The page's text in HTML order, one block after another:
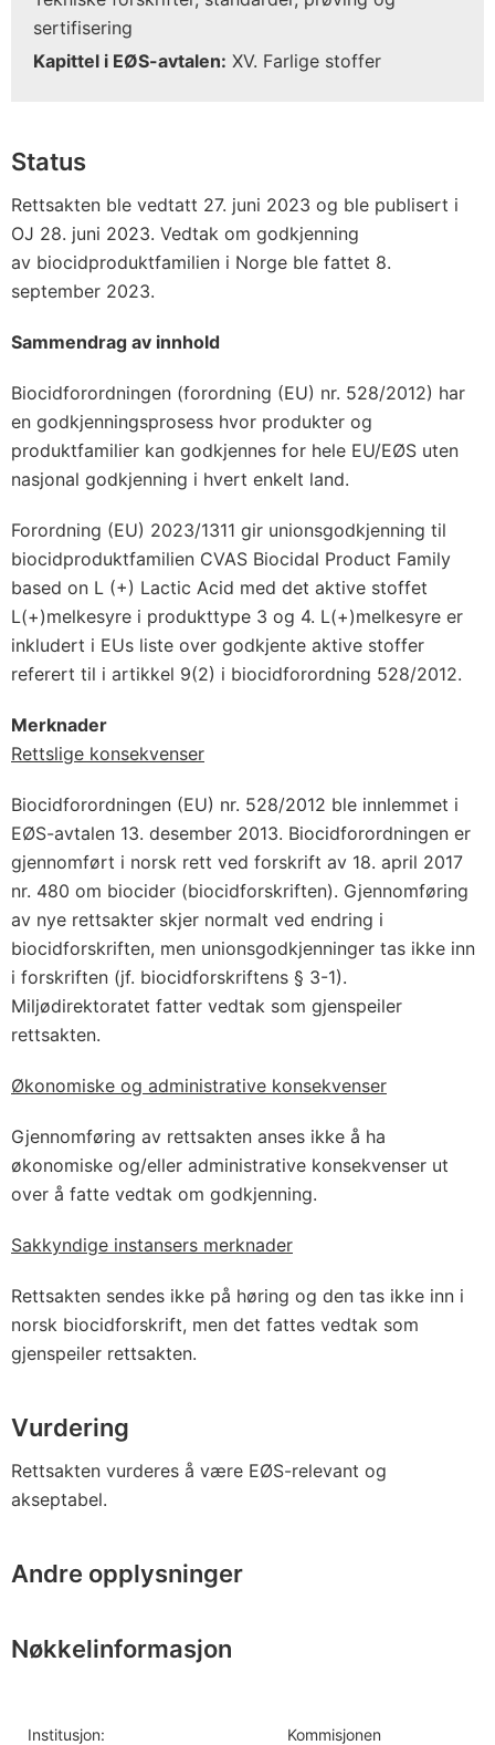
sertifisering
Kapittel i EØS-avtalen: XV. Farlige stoffer
Status
Rettsakten ble vedtatt 27. juni 2023 og ble publisert i
OJ 28. juni 2023. Vedtak om godkjenning
av biocidproduktfamilien i Norge ble fattet 8.
september 2023.
Sammendrag av innhold
Biocidforordningen (forordning (EU) nr. 528/2012) har
en godkjenningsprosess hvor produkter og
produktfamilier kan godkjennes for hele EU/EØS uten
nasjonal godkjenning i hvert enkelt land.
Forordning (EU) 2023/1311 gir unionsgodkjenning til
biocidproduktfamilien CVAS Biocidal Product Family
based on L (+) Lactic Acid med det aktive stoffet
L(+)melkesyre i produkttype 3 og 4. L(+)melkesyre er
inkludert i EUs liste over godkjente aktive stoffer
referert til i artikkel 9(2) i biocidforordning 528/2012.
Merknader
Rettslige konsekvenser
Biocidforordningen (EU) nr. 528/2012 ble innlemmet i
EØS-avtalen 13. desember 2013. Biocidforordningen er
gjennomført i norsk rett ved forskrift av 18. april 2017
nr. 480 om biocider (biocidforskriften). Gjennomføring
av nye rettsakter skjer normalt ved endring i
biocidforskriften, men unionsgodkjenninger tas ikke inn
i forskriften (jf. biocidforskriftens § 3-1).
Miljødirektoratet fatter vedtak som gjenspeiler
rettsakten.
Økonomiske og administrative konsekvenser
Gjennomføring av rettsakten anses ikke å ha
økonomiske og/eller administrative konsekvenser ut
over å fatte vedtak om godkjenning.
Sakkyndige instansers merknader
Rettsakten sendes ikke på høring og den tas ikke inn i
norsk biocidforskrift, men det fattes vedtak som
gjenspeiler rettsakten.
Vurdering
Rettsakten vurderes å være EØS-relevant og
akseptabel.
Andre opplysninger
Nøkkelinformasjon
Institusjon:
Kommisjonen